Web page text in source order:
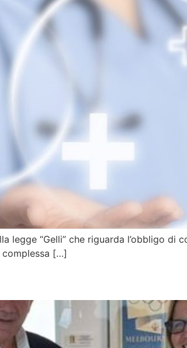
“Gelli” che riguarda l’obbligo di
complessa […]